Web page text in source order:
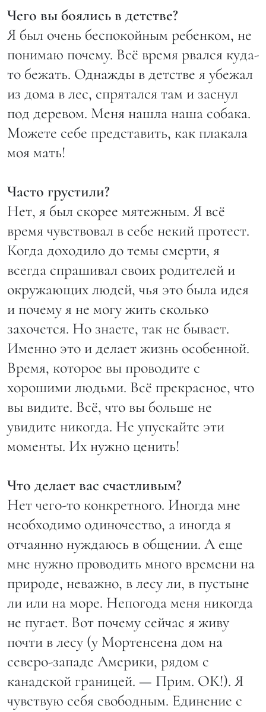
Чего вы боялись в детстве?
Я был очень беспокойным ребенком, не
понимаю почему. Всё время рвался куда-
то бежать. Однажды в детстве я убежал
из дома в лес, спрятался там и заснул
под деревом. Меня нашла наша собака.
Можете себе представить, как плакала
моя мать!
Часто грустили?
Нет, я был скорее мятежным. Я всё
время чувствовал в себе некий протест.
Когда доходило до темы смерти, я
всегда спрашивал своих родителей и
окружающих людей, чья это была идея
и почему я не могу жить сколько
захочется. Но знаете, так не бывает.
Именно это и делает жизнь особенной.
Время, которое вы проводите с
хорошими людьми. Всё прекрасное, что
вы видите. Всё, что вы больше не
увидите никогда. Не упускайте эти
моменты. Их нужно ценить!
Что делает вас счастливым?
Нет чего-то конкретного. Иногда мне
необходимо одиночество, а иногда я
отчаянно нуждаюсь в общении. А еще
мне нужно проводить много времени на
природе, неважно, в лесу ли, в пустыне
ли или на море. Непогода меня никогда
не пугает. Вот почему сейчас я живу
почти в лесу (у Мортенсена дом на
северо-западе Америки, рядом с
канадской границей. — Прим. ОК!). Я
чувствую себя свободным. Единение с